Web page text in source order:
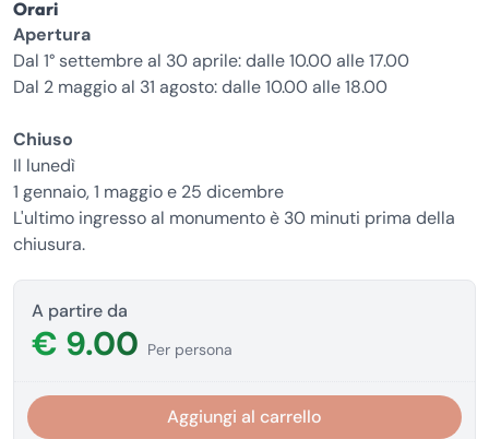
Orari
Apertura
Dal 1° settembre al 30 aprile: dalle 10.00 alle 17.00
Dal 2 maggio al 31 agosto: dalle 10.00 alle 18.00
Chiuso
Il lunedì
1 gennaio, 1 maggio e 25 dicembre
L'ultimo ingresso al monumento è 30 minuti prima della
chiusura.
A partire da
€ 9.00 Per persona
Aggiungi al carrello